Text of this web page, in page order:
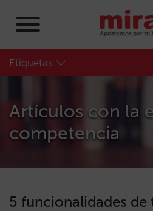
Etiquetas
Artículos con la
competencia
5 funcionalidades de